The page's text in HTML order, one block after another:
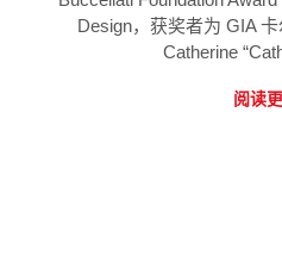
Design，获奖者为 GIA
Catherine
阅读